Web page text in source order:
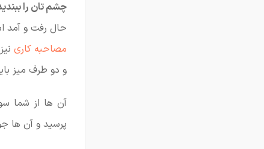
چشم تان را
حال رفت و آمد
مصاحبه کاری
و دو طرف میز
آن ها از شما
پرسید و آن ها